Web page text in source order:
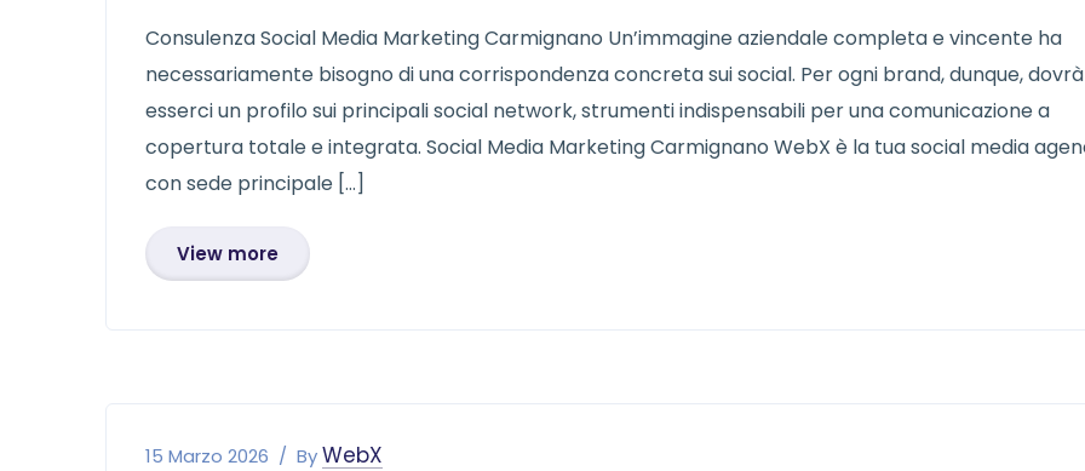
Consulenza Social Media Marketing Carmignano Un’immagine aziendale completa e vincente ha
necessariamente bisogno di una corrispondenza concreta sui social. Per ogni brand, dunque, dovrà
esserci un profilo sui principali social network, strumenti indispensabili per una comunicazione a
copertura totale e integrata. Social Media Marketing Carmignano WebX è la tua social media
con sede principale […]
View more
15 Marzo 2026 ByWebX